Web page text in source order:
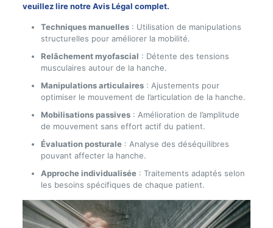
veuillez lire notre Avis Légal complet.
Techniques manuelles: Utilisation de manipulations
structurelles pour améliorer la mobilité.
Relâchement myofascial : Détente des tensions
musculaires autour de la hanche.
Manipulations articulaires: Ajustements pour
optimiser le mouvement de l’articulation de la hanche.
Mobilisations passives: Amélioration de l’amplitude
de mouvement sans effort actif du patient.
Évaluation posturale: Analyse des déséquilibres
pouvant affecter la hanche.
Approche individualisée: Traitements adaptés selon
les besoins spécifiques de chaque patient.